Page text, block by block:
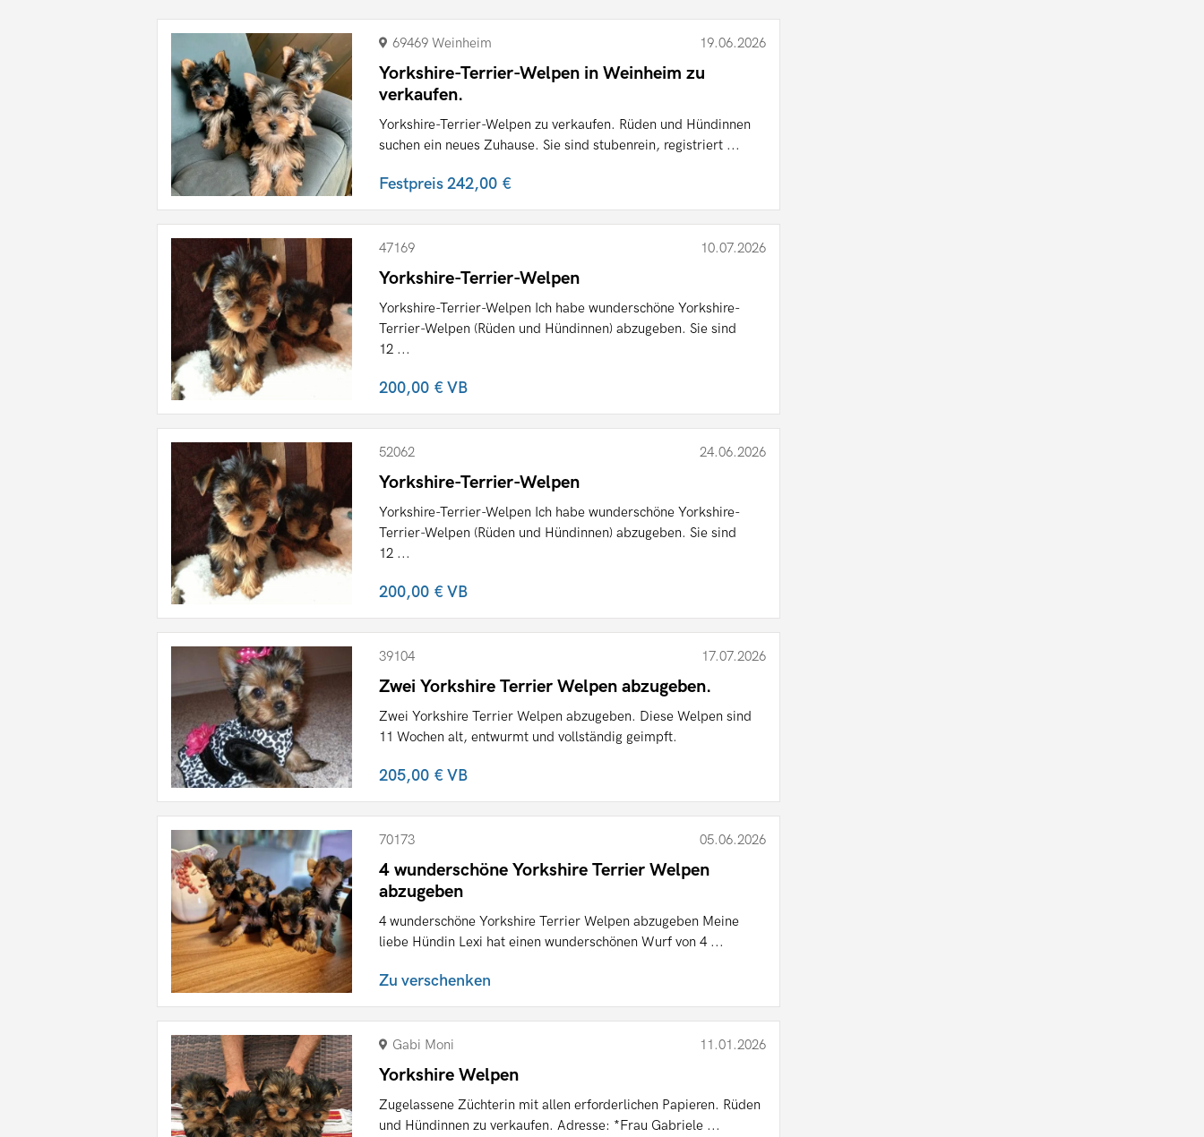
69469 Weinheim 19.06.2026
Yorkshire-Terrier-Welpen in Weinheim zu
verkaufen.
Yorkshire-Terrier-Welpen zu verkaufen. Rüden und Hündinnen
suchen ein neues Zuhause. Sie sind stubenrein, registriert ...
Festpreis242,00 €
47169 10.07.2026
Yorkshire-Terrier-Welpen
Yorkshire-Terrier-Welpen Ich habe wunderschöne Yorkshire-
Terrier-Welpen (Rüden und Hündinnen) abzugeben. Sie sind
12 ...
200,00 €VB
52062 24.06.2026
Yorkshire-Terrier-Welpen
Yorkshire-Terrier-Welpen Ich habe wunderschöne Yorkshire-
Terrier-Welpen (Rüden und Hündinnen) abzugeben. Sie sind
12 ...
200,00 €VB
39104 17.07.2026
Zwei Yorkshire Terrier Welpen abzugeben.
Zwei Yorkshire Terrier Welpen abzugeben. Diese Welpen sind
11 Wochen alt, entwurmt und vollständig geimpft.
205,00 €VB
70173 05.06.2026
4 wunderschöne Yorkshire Terrier Welpen
abzugeben
4 wunderschöne Yorkshire Terrier Welpen abzugeben Meine
liebe Hündin Lexi hat einen wunderschönen Wurf von 4 ...
Zu verschenken
Gabi Moni 11.01.2026
Yorkshire Welpen
Zugelassene Züchterin mit allen erforderlichen Papieren. Rüden
und Hündinnen zu verkaufen. Adresse: *Frau Gabriele ...